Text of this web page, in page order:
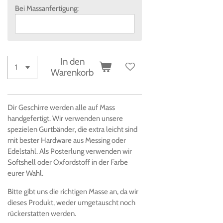
Bei Massanfertigung:
In den
Warenkorb
Dir Geschirre werden alle auf Mass
handgefertigt. Wir verwenden unsere
spezielen Gurtbänder, die extra leicht sind
mit bester Hardware aus Messing oder
Edelstahl. Als Posterlung verwenden wir
Softshell oder Oxfordstoff in der Farbe
eurer Wahl.
Bitte gibt uns die richtigen Masse an, da wir
dieses Produkt, weder umgetauscht noch
rückerstatten werden.